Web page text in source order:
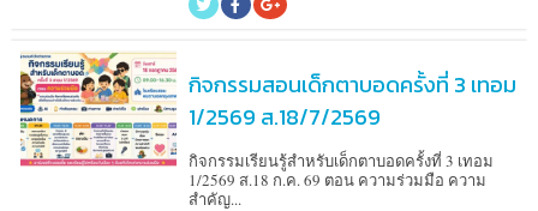
กิจกรรมสอนเด็กตาบอดครั้งที่ 3 เทอม
1/2569 ส.18/7/2569
กิจกรรมเรียนรู้สำหรับเด็กตาบอดครั้งที่ 3 เทอม
1/2569 ส.18 ก.ค. 69 ตอน ความร่วมมือ ความ
สำคัญ...